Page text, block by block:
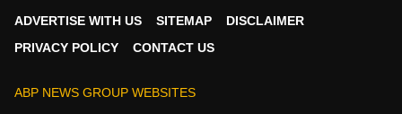
रीमेक का सहारा ले रहे हैं.
ADVERTISE WITH US
SITEMAP
DISCLAIMER
PRIVACY POLICY
CONTACT US
ABP NEWS GROUP WEBSITES